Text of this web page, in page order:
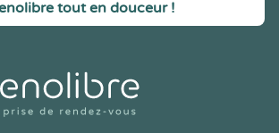
tout en douceur !